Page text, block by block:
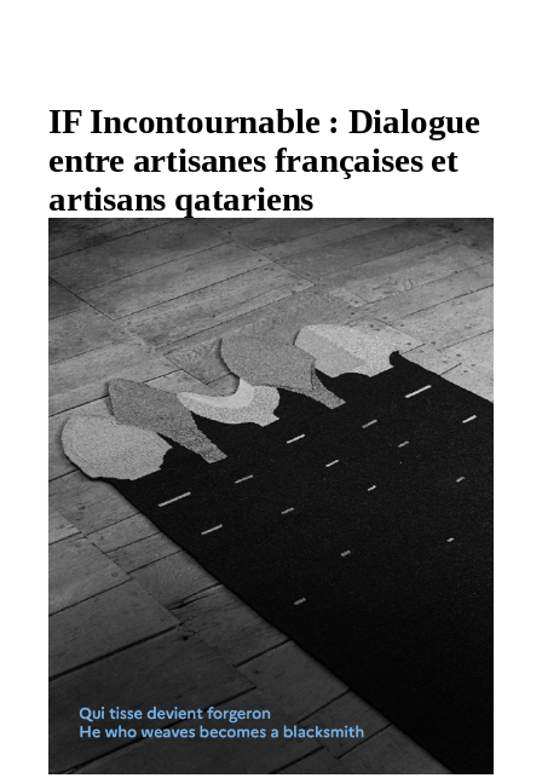
IF Incontournable : Dialogue
entre artisanes françaises et
artisans qatariens